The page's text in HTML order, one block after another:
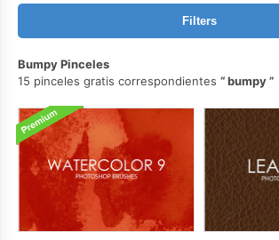
Filters
Bumpy Pinceles
15 pinceles gratis correspondientes
bumpy